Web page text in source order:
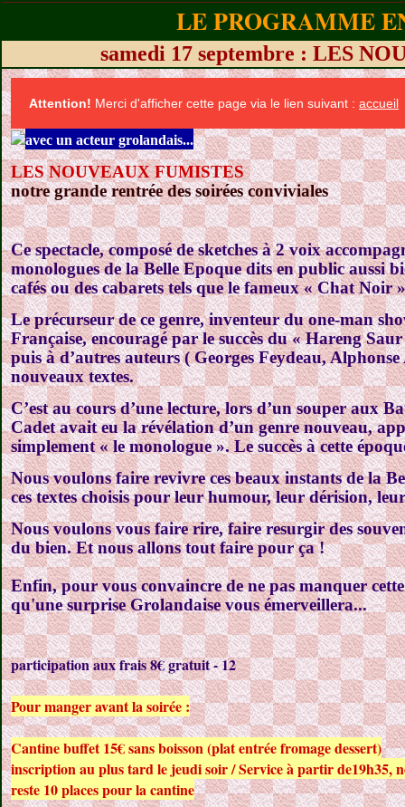
LE PROGRAMME
samedi 17 septembre : LES
Attention! Merci d'afficher cette page via le lien suivant : accueil
avec un acteur grolandais...
LES NOUVEAUX FUMISTES
notre grande rentrée des soirées conviviales
Ce spectacle, composé de sketches à 2 voix
monologues de la Belle Epoque dits en public aussi
cafés ou des cabarets tels que le fameux « Chat
Le précurseur de ce genre, inventeur du one-man
Française, encouragé par le succès du « Hareng
puis à d’autres auteurs ( Georges Feydeau,
nouveaux textes.
C’est au cours d’une lecture, lors d’un souper aux
Cadet avait eu la révélation d’un genre nouveau,
simplement « le monologue ». Le succès à cette
Nous voulons faire revivre ces beaux instants de la
ces textes choisis pour leur humour, leur dérision,
Nous voulons vous faire rire, faire resurgir des
du bien. Et nous allons tout faire pour ça !
Enfin, pour vous convaincre de ne pas manquer
qu'une surprise Grolandaise vous émerveillera...
participation aux frais 8€ gratuit - 12
Pour manger avant la soirée :
Cantine buffet 15€ sans boisson (plat entrée fromage dessert)
inscription au plus tard le jeudi soir / Service à partir de19h35,
reste 10 places pour la cantine